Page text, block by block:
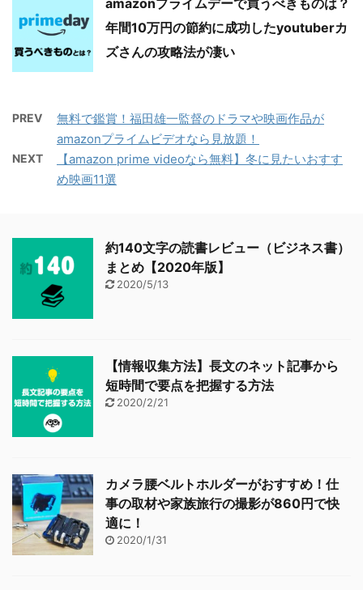
年間10万円の節約に成功したyoutuberカ
ズさんの攻略法が凄い
PREV
無料で鑑賞！福田雄一監督のドラマや映画作品が
amazonプライムビデオなら見放題！
NEXT
【amazon prime videoなら無料】冬に見たいおすす
め映画11選
約140文字の読書レビュー（ビジネス書）
まとめ【2020年版】
2020/5/13
【情報収集方法】長文のネット記事から
短時間で要点を把握する方法
2020/2/21
カメラ腰ベルトホルダーがおすすめ！仕
事の取材や家族旅行の撮影が860円で快
適に！
2020/1/31